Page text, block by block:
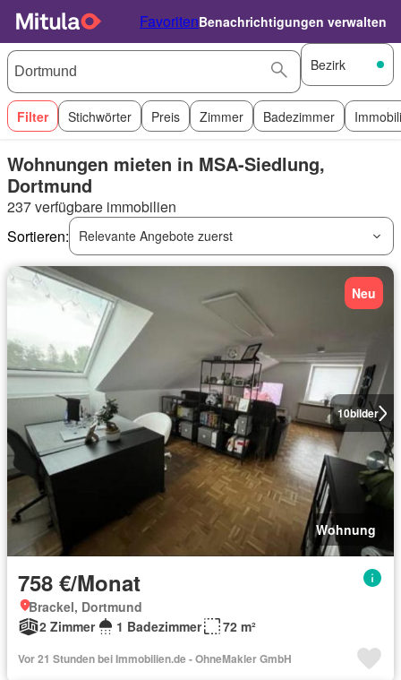
FavoritenBenachrichtigungen verwalten
Bezirk
Filter Stichwörter Preis Zimmer Badezimmer
Wohnungen mieten in MSA-Siedlung,
Dortmund
237 verfügbare immobilien
Sortieren:
Relevante Angebote zuerst
10bilder
Neu
Wohnung
758 €/Monat
Brackel, Dortmund
2 Zimmer
1 Badezimmer 72 m²
Vor 21 Stunden bei Immobilien.de - OhneMakler GmbH